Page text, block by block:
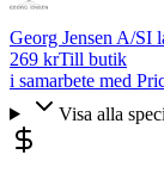
Georg Jensen A/SI
269 krTill butik
i samarbete med
Visa alla